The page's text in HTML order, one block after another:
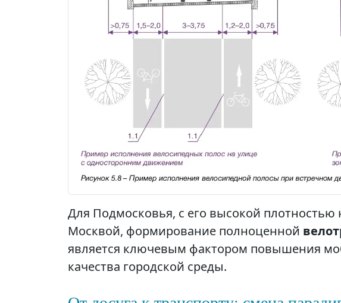
Для Подмосковья, с его высокой
Москвой, формирование полноценной
является ключевым фактором повышения
качества городской среды.